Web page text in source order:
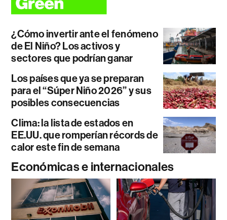
¿Cómo invertir ante el fenómeno
de El Niño? Los activos y
sectores que podrían ganar
Los países que ya se preparan
para el “Súper Niño 2026” y sus
posibles consecuencias
Clima: la lista de estados en
EE.UU. que romperían récords de
calor este fin de semana
Económicas e internacionales